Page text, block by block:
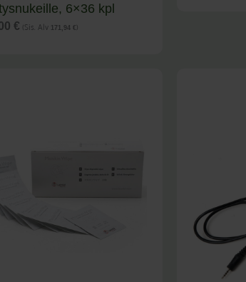
6×36 kpl
€ (Sis. Alv 171,94 € )